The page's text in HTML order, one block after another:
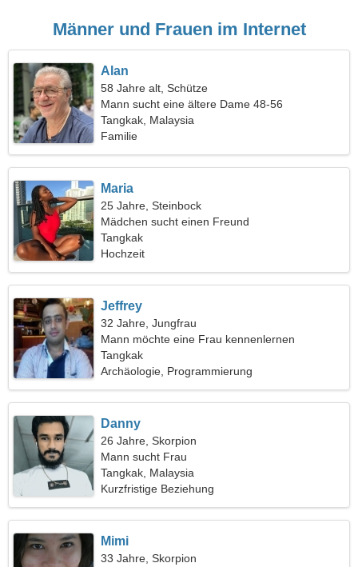
Männer und Frauen im Internet
Alan
58 Jahre alt, Schütze
Mann sucht eine ältere Dame 48-56
Tangkak, Malaysia
Familie
Maria
25 Jahre, Steinbock
Mädchen sucht einen Freund
Tangkak
Hochzeit
Jeffrey
32 Jahre, Jungfrau
Mann möchte eine Frau kennenlernen
Tangkak
Archäologie, Programmierung
Danny
26 Jahre, Skorpion
Mann sucht Frau
Tangkak, Malaysia
Kurzfristige Beziehung
Mimi
33 Jahre, Skorpion